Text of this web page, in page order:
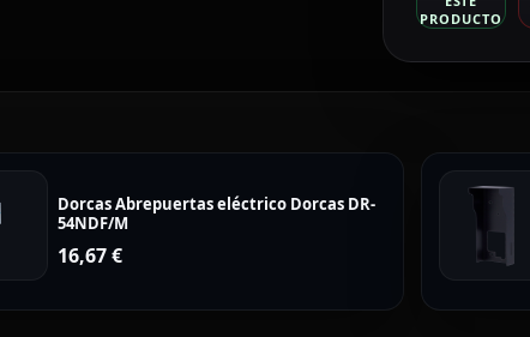
PRODUCTO
Dorcas Abrepuertas eléctrico Dorcas DR-
54NDF/M
16,67€